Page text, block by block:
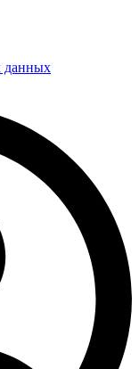
данных